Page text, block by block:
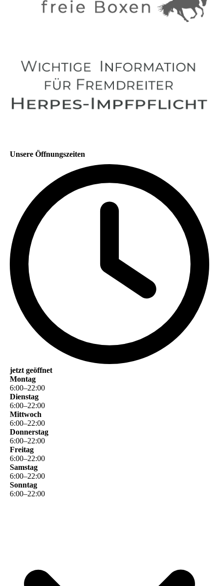
Unsere Öffnungszeiten
jetzt geöffnet
Montag
6:00–22:00
Dienstag
6:00–22:00
Mittwoch
6:00–22:00
Donnerstag
6:00–22:00
Freitag
6:00–22:00
Samstag
6:00–22:00
Sonntag
6:00–22:00